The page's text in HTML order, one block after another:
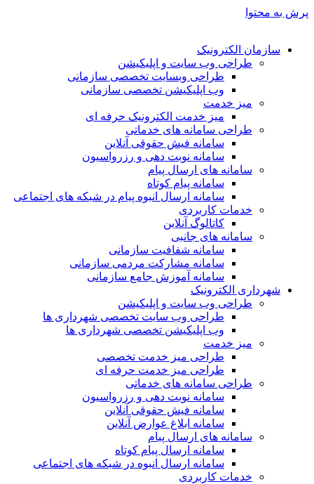
پرش به محتوا
سازمان الکترونیک
طراحی وب سایت و اپلیکیشن
طراحی وبسایت تخصصی سازمانی
وب اپلیکیشن تخصصی سازمانی
میز خدمت
میز خدمت الکترونیک حرفه ای
طراحی سامانه های خدماتی
سامانه فیش حقوقی آنلاین
سامانه نوبت دهی و رزرواسیون
سامانه های ارسال پیام
سامانه پیام کوتاه
سامانه ارسال انبوه پیام در شبکه های اجتماعی
خدمات کاربردی
کاتالوگ آنلاین
سامانه های جانبی
سامانه شفافیت سازمانی
سامانه مشارکت مردمی سازمانی
سامانه آموزش جامع سازمانی
شهرداری الکترونیک
طراحی وب سایت و اپلیکیشن
طراحی وب سایت تخصصی شهرداری ها
وب اپلیکیشن تخصصی شهرداری ها
میز خدمت
طراحی میز خدمت تخصصی
طراحی میز خدمت حرفه ای
طراحی سامانه های خدماتی
سامانه نوبت دهی و رزرواسیون
سامانه فیش حقوقی آنلاین
سامانه ابلاغ عوارض آنلاین
سامانه های ارسال پیام
سامانه ارسال پیام کوتاه
سامانه ارسال انبوه در شبکه های اجتماعی
خدمات کاربردی